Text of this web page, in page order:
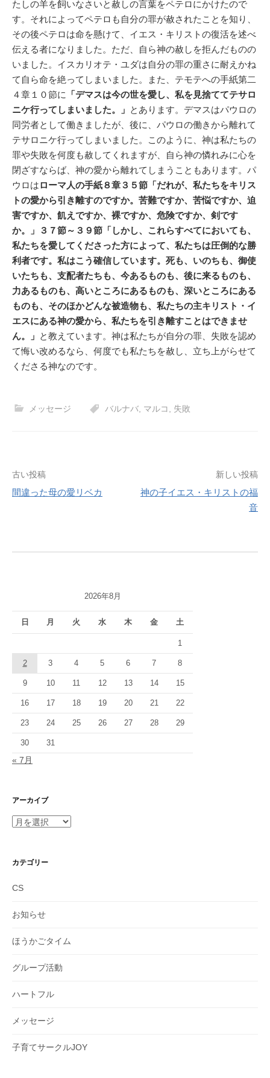
たしの羊を飼いなさいと赦しの言葉をペテロにかけたので
す。それによってペテロも自分の罪が赦されたことを知り、
その後ペテロは命を懸けて、イエス・キリストの復活を述べ
伝える者になりました。ただ、自ら神の赦しを拒んだものの
いました。イスカリオテ・ユダは自分の罪の重さに耐えかね
て自ら命を絶ってしまいました。また、テモテへの手紙第二
４章１０節に
「デマスは今の世を愛し、私を見捨ててテサロ
ニケ行ってしまいました。」 とあります。デマスはパウロの
同労者として働きましたが、後に、パウロの働きから離れて
テサロニケ行ってしまいました。このように、神は私たちの
罪や失敗を何度も赦してくれますが、自ら神の憐れみに心を
閉ざすならば、神の愛から離れてしまうこともあります。パ
ウロはローマ人の手紙８章３５節「だれが、私たちをキリス
トの愛から引き離すのですか。苦難ですか、苦悩ですか、迫
害ですか、飢えですか、裸ですか、危険ですか、剣です
か。」３７節～３９節「しかし、これらすべてにおいても、
私たちを愛してくださった方によって、私たちは圧倒的な勝
利者です。私はこう確信しています。死も、いのちも、御使
いたちも、支配者たちも、今あるものも、後に来るものも、
力あるものも、高いところにあるものも、深いところにある
ものも、そのほかどんな被造物も、私たちの主キリスト・イ
エスにある神の愛から、私たちを引き離すことはできませ
ん。」 と教えています。神は私たちが自分の罪、失敗を認め
て悔い改めるなら、何度でも私たちを赦し、立ち上がらせて
くださる神なのです。
メッセージ バルナバ マルコ 失敗
投
稿
シ
ョ
ン
古い投稿
間違った母の愛リベカ
新しい投稿
神の子イエス・キリストの福
音
2026年8月
日 月 火 水 木 金 土
1
2 3 4 5 6 7 8
9 10 11 12 13 14 15
16 17 18 19 20 21 22
23 24 25 26 27 28 29
30 31
« 7月
アーカイブ
ア
イ
カテゴリー
CS
お知らせ
ほうかごタイム
グループ活動
ハートフル
メッセージ
子育てサークルJOY